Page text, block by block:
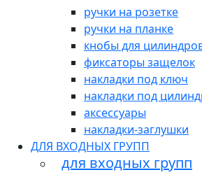
ручки на розетке
ручки на планке
кнобы для
фиксаторы защелок
накладки под ключ
накладки под
аксессуары
накладки-заглушки
ДЛЯ ВХОДНЫХ ГРУПП
для входных групп